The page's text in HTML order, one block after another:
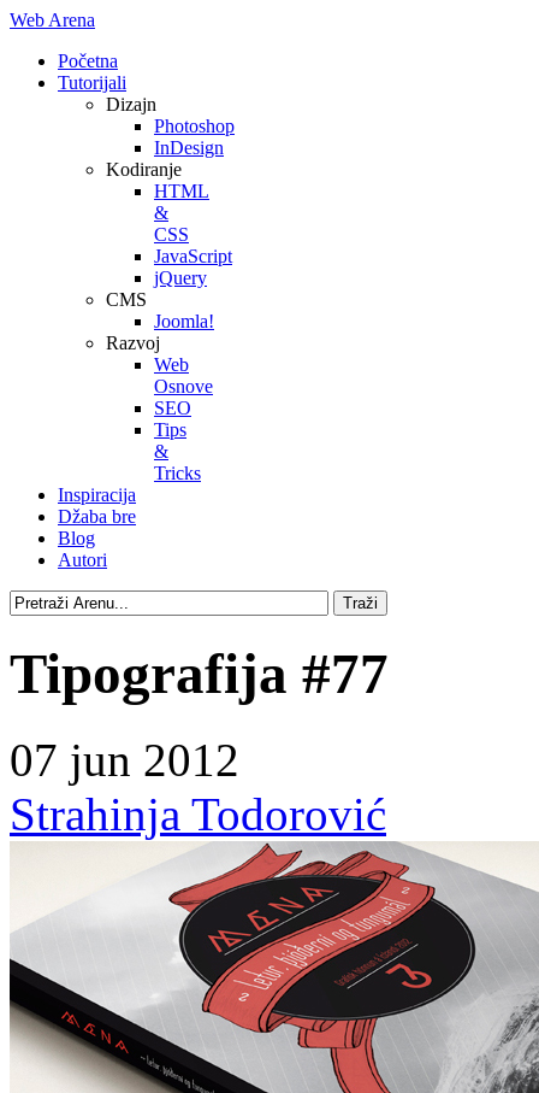
Web Arena
Početna
Tutorijali
Dizajn
Photoshop
InDesign
Kodiranje
HTML
&
CSS
JavaScript
jQuery
CMS
Joomla!
Razvoj
Web
Osnove
SEO
Tips
&
Tricks
Inspiracija
Džaba bre
Blog
Autori
Tipografija #77
07 jun 2012
Strahinja Todorović